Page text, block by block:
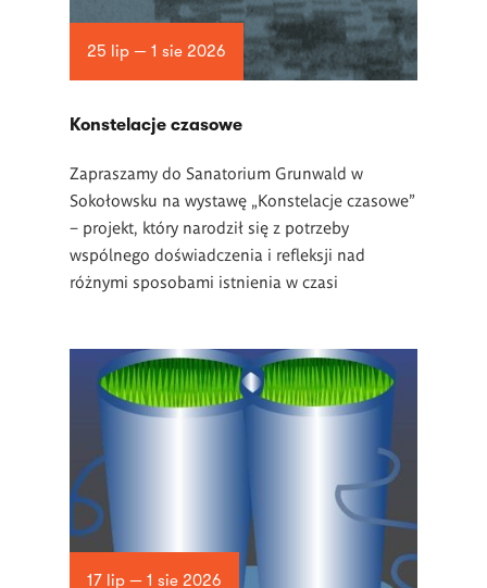
25 lip — 1 sie 2026
Konstelacje czasowe
Zapraszamy do Sanatorium Grunwald w
Sokołowsku na wystawę „Konstelacje czasowe”
– projekt, który narodził się z potrzeby
wspólnego doświadczenia i refleksji nad
różnymi sposobami istnienia w czasi
17 lip — 1 sie 2026